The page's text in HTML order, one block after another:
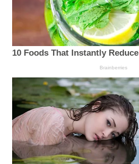
10 Foods That Instantly
Brainberries